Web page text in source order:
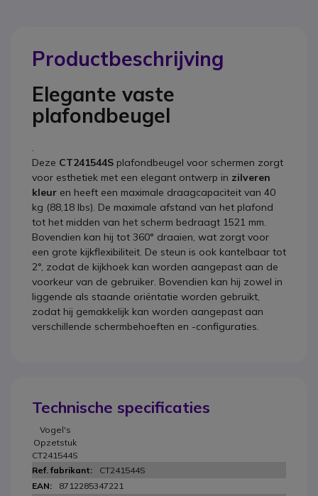
Productbeschrijving
Elegante vaste
plafondbeugel
.
Deze CT241544S plafondbeugel voor schermen zorgt
voor esthetiek met een elegant ontwerp in zilveren
kleur en heeft een maximale draagcapaciteit van 40
kg (88,18 lbs). De maximale afstand van het plafond
tot het midden van het scherm bedraagt 1521 mm.
Bovendien kan hij tot 360° draaien, wat zorgt voor
een grote kijkflexibiliteit. De steun is ook kantelbaar tot
2°, zodat de kijkhoek kan worden aangepast aan de
voorkeur van de gebruiker. Bovendien kan hij zowel in
liggende als staande oriëntatie worden gebruikt,
zodat hij gemakkelijk kan worden aangepast aan
verschillende schermbehoeften en -configuraties.
Technische specificaties
Vogel's
Opzetstuk
CT241544S
CT241544S
8712285347221